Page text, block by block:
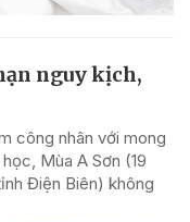
nguy kịch,
công nhân với mong
Mùa A Sơn (19
Điện Biên) không